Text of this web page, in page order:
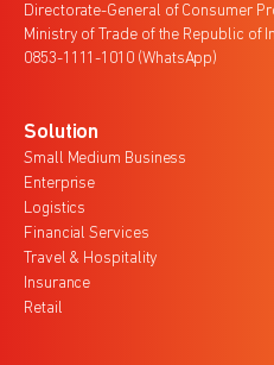
Directorate-General of Consumer
Ministry of Trade of the Republic of
0853-1111-1010 (WhatsApp)
Solution
Small Medium Business
Enterprise
Logistics
Financial Services
Travel & Hospitality
Insurance
Retail